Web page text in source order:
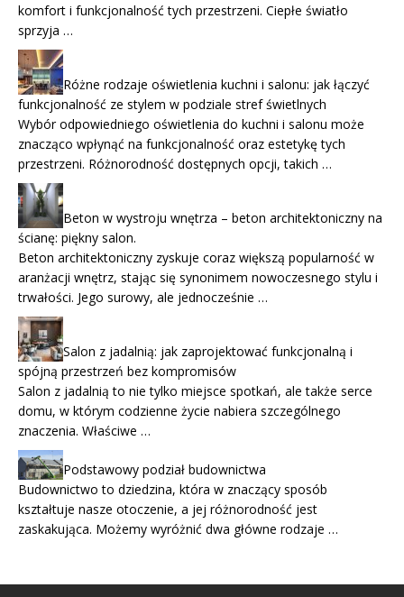
komfort i funkcjonalność tych przestrzeni. Ciepłe światło
sprzyja …
Różne rodzaje oświetlenia kuchni i salonu: jak łączyć
funkcjonalność ze stylem w podziale stref świetlnych
Wybór odpowiedniego oświetlenia do kuchni i salonu może
znacząco wpłynąć na funkcjonalność oraz estetykę tych
przestrzeni. Różnorodność dostępnych opcji, takich …
Beton w wystroju wnętrza – beton architektoniczny na
ścianę: piękny salon.
Beton architektoniczny zyskuje coraz większą popularność w
aranżacji wnętrz, stając się synonimem nowoczesnego stylu i
trwałości. Jego surowy, ale jednocześnie …
Salon z jadalnią: jak zaprojektować funkcjonalną i
spójną przestrzeń bez kompromisów
Salon z jadalnią to nie tylko miejsce spotkań, ale także serce
domu, w którym codzienne życie nabiera szczególnego
znaczenia. Właściwe …
Podstawowy podział budownictwa
Budownictwo to dziedzina, która w znaczący sposób
kształtuje nasze otoczenie, a jej różnorodność jest
zaskakująca. Możemy wyróżnić dwa główne rodzaje …